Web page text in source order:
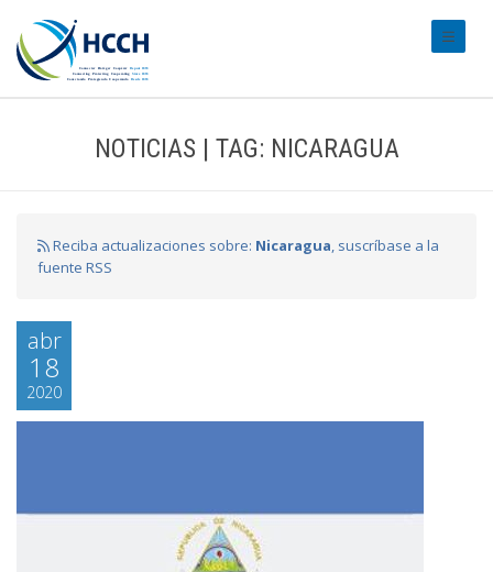
NOTICIAS | TAG: NICARAGUA
Reciba actualizaciones sobre: Nicaragua, suscríbase a la
fuente RSS
abr
18
2020